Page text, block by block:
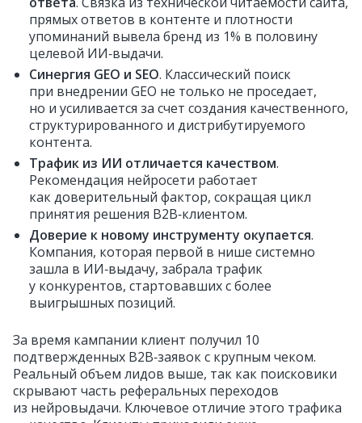
прямых ответов в контенте и плотности
упоминаний вывела бренд из 1% в половину
целевой ИИ‑выдачи.
Синергия GEO и SEO. Классический поиск
при внедрении GEO не только не проседает,
но и усиливается за счет создания качественного,
структурированного и дистрибутируемого
контента.
Трафик из ИИ отличается качеством.
Рекомендация нейросети работает
как доверительный фактор, сокращая цикл
принятия решения B2B‑клиентом.
Доверие к новому инструменту окупается.
Компания, которая первой в нише системно
зашла в ИИ‑выдачу, забрала трафик
у конкурентов, стартовавших с более
выигрышных позиций.
За время кампании клиент получил 10
подтвержденных B2B‑заявок с крупным чеком.
Реальный объем лидов выше, так как поисковики
скрывают часть реферальных переходов
из нейровыдачи. Ключевое отличие этого трафика